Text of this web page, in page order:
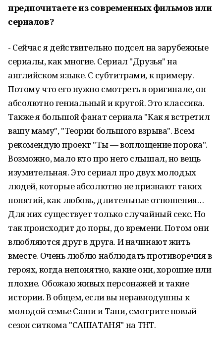
предпочитаете из современных фильмов или
сериалов?
- Сейчас я действительно подсел на зарубежные
сериалы, как многие. Сериал "Друзья" на
английском языке. С субтитрами, к примеру.
Потому что его нужно смотреть в оригинале, он
абсолютно гениальный и крутой. Это классика.
Также я большой фанат сериала "Как я встретил
вашу маму", "Теории большого взрыва". Всем
рекомендую проект "Ты — воплощение порока".
Возможно, мало кто про него слышал, но вещь
изумительная. Это сериал про двух молодых
людей, которые абсолютно не признают таких
понятий, как любовь, длительные отношения…
Для них существует только случайный секс. Но
так происходит до поры, до времени. Потом они
влюбляются друг в друга. И начинают жить
вместе. Очень люблю наблюдать противоречия в
героях, когда непонятно, какие они, хорошие или
плохие. Обожаю живых персонажей и такие
истории. В общем, если вы неравнодушны к
молодой семье Саши и Тани, смотрите новый
сезон ситкома "САШАТАНЯ" на ТНТ.